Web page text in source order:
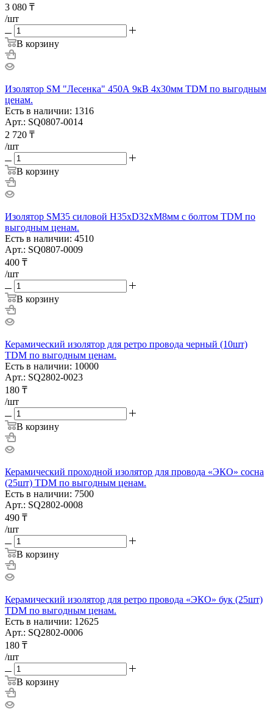
3 080 ₸
/шт
В корзину
Изолятор SM "Лесенка" 450А 9кВ 4х30мм TDM по выгодным
ценам.
Есть в наличии: 1316
Арт.: SQ0807-0014
2 720 ₸
/шт
В корзину
Изолятор SM35 силовой H35xD32xM8мм с болтом TDM по
выгодным ценам.
Есть в наличии: 4510
Арт.: SQ0807-0009
400 ₸
/шт
В корзину
Керамический изолятор для ретро провода черный (10шт)
TDM по выгодным ценам.
Есть в наличии: 10000
Арт.: SQ2802-0023
180 ₸
/шт
В корзину
Керамический проходной изолятор для провода «ЭКО» сосна
(25шт) TDM по выгодным ценам.
Есть в наличии: 7500
Арт.: SQ2802-0008
490 ₸
/шт
В корзину
Керамический изолятор для ретро провода «ЭКО» бук (25шт)
TDM по выгодным ценам.
Есть в наличии: 12625
Арт.: SQ2802-0006
180 ₸
/шт
В корзину